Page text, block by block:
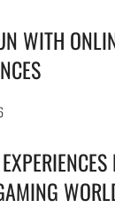
WITH